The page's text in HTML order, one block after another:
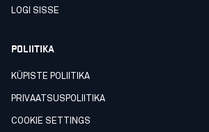
LOGI SISSE
POLIITIKA
KÜPISTE POLIITIKA
PRIVAATSUSPOLIITIKA
COOKIE SETTINGS